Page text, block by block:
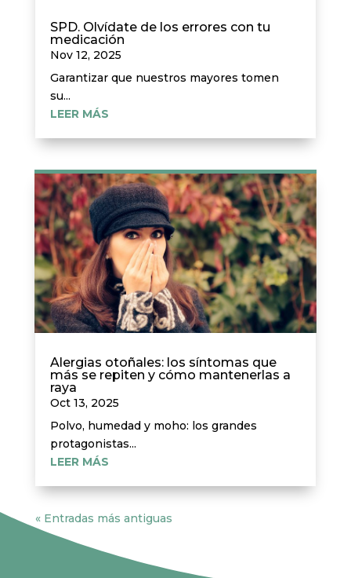
SPD. Olvídate de los errores con tu
medicación
Nov 12, 2025
Garantizar que nuestros mayores tomen
su...
LEER MÁS
Alergias otoñales: los síntomas que
más se repiten y cómo mantenerlas a
raya
Oct 13, 2025
Polvo, humedad y moho: los grandes
protagonistas...
LEER MÁS
« Entradas más antiguas